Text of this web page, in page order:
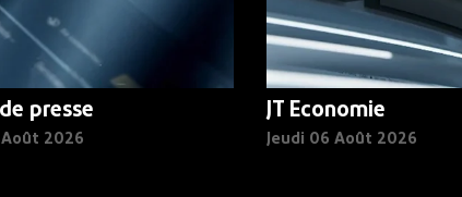
presse
2026
JT Economie
Jeudi 06 Août 2026